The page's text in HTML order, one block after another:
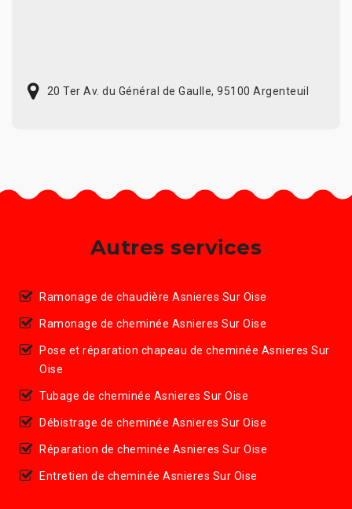
20 Ter Av. du Général de Gaulle, 95100 Argenteuil
Autres services
Ramonage de chaudière Asnieres Sur Oise
Ramonage de cheminée Asnieres Sur Oise
Pose et réparation chapeau de cheminée Asnieres Sur
Oise
Tubage de cheminée Asnieres Sur Oise
Débistrage de cheminée Asnieres Sur Oise
Réparation de cheminée Asnieres Sur Oise
Entretien de cheminée Asnieres Sur Oise